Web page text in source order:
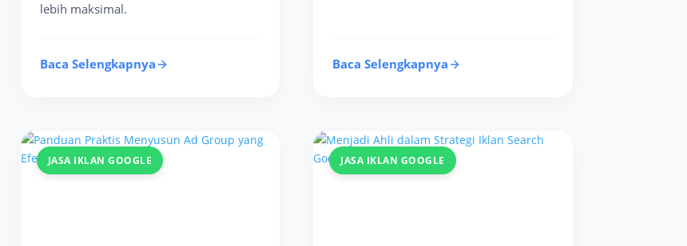
lebih maksimal.
Baca Selengkapnya Baca Selengkapnya
JASA IKLAN GOOGLE JASA IKLAN GOOGLE